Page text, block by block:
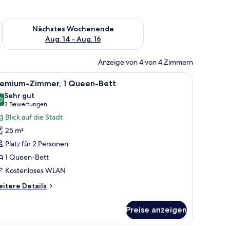
Aug. 7 - Aug. 9.
Nächstes Wochenende
Aug. 14 - Aug. 16
Überprüfe die Verfügbarkeit für nächstes Wochenende, Aug.
Anzeige von 4 von 4 Zimmern
einem Schreibtisch und einem Stuhl.Ein Laptop, ein Smartphone, Kaffeetassen,
12 Zimmer, 1 Queen-Bett
von 10
Sehr gut
2 Bewertungen
(2
Bewertungen)
Blick auf die Stadt
25 m²
Platz für 2 Personen
1 Queen-Bett
Kostenloses WLAN
Details
Preise anzeigen